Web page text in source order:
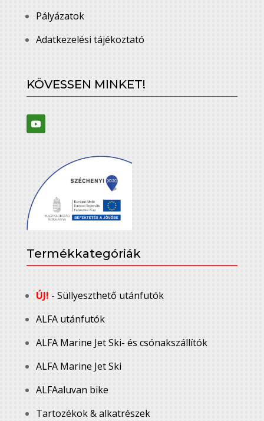
Pályázatok
Adatkezelési tájékoztató
KÖVESSEN MINKET!
Termékkategóriák
ÚJ! - Süllyeszthető utánfutók
ALFA utánfutók
ALFA Marine Jet Ski- és csónakszállítók
ALFA Marine Jet Ski
ALFAaluvan bike
Tartozékok & alkatrészek